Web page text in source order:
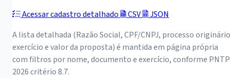
Acessar cadastro detalhado
CSV
JSON
A lista detalhada (Razão Social, CPF/CNPJ, processo
exercício e valor da proposta) é mantida em página própria
com filtros por nome, documento e exercício, conforme PNTP
2026 critério 8.7.